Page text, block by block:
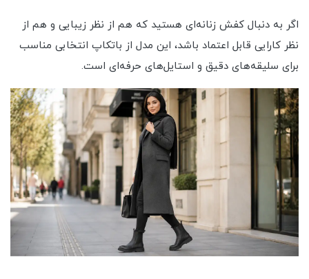
اگر به دنبال کفش زنانه‌ای هستید که هم از نظر زیبایی و هم از
نظر کارایی قابل اعتماد باشد، این مدل از باتکاپ انتخابی مناسب
برای سلیقه‌های دقیق و استایل‌های حرفه‌ای است.